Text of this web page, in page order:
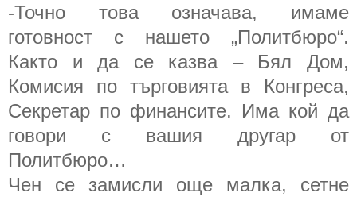
-Точно това означава, имаме
готовност с нашето „Политбюро“.
Както и да се казва – Бял Дом,
Комисия по търговията в Конгреса,
Секретар по финансите. Има кой да
говори с вашия другар от
Политбюро…
Чен се замисли още малка, сетне